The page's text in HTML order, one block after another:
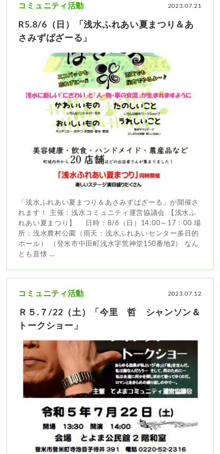
2023.07.21
コミュニティ活動
R5.8/6（日）「浅水ふれあい夏まつり＆あ
さみずばざーる」
「浅水ふれあい夏まつり＆あさみずばざーる」が開催さ
れます！ 主催：浅水コミュニティ運営協議会 【浅水ふ
れあい夏まつり】 日時：8/6（日）14:00～17：00 場
所：浅水農村公園（雨天：浅水ふれあいセンター多目的
ホール） （登米市中田町浅水字荒神堂150番地2） なん
とも昔懐 …
2023.07.12
コミュニティ活動
Ｒ５.７/22（土）「今里 哲 シャンソン＆
トークショー」